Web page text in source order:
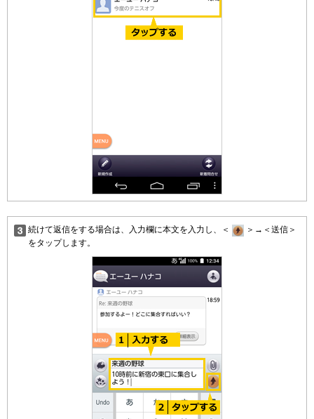
続けて返信をする場合は、入力欄に本文を入力し、＜
＞→＜送信＞
をタップします。